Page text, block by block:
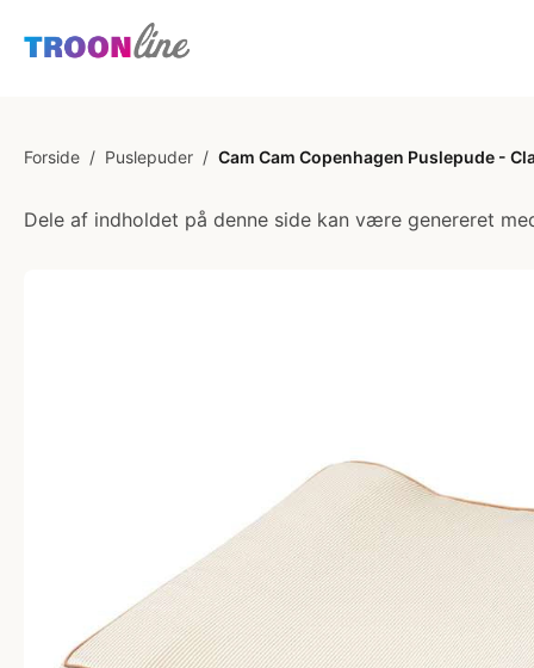
Forside / Puslepuder / Cam Cam Copenhagen Puslepude -
Dele af indholdet på denne side kan være genereret